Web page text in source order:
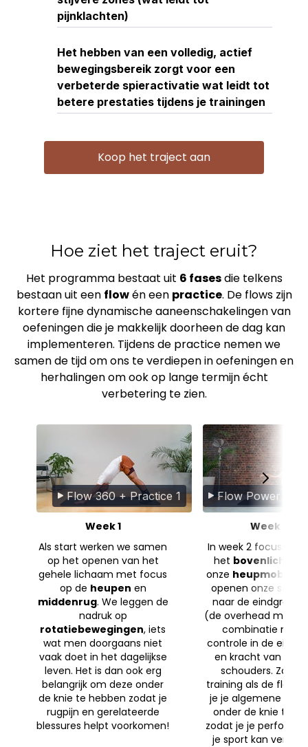
pijnklachten)
Het hebben van een volledig, actief
bewegingsbereik zorgt voor een
verbeterde spieractivatie wat leidt tot
betere prestaties tijdens je trainingen
Koop het traject aan
Hoe ziet het traject eruit?
Het programma bestaat uit 6 fasesdie telkens
bestaan uit een flowén een practice. De flows zijn
kortere fijne dynamische aaneenschakelingen van
oefeningen die je makkelijk doorheen de dag kan
implementeren. Tijdens de practice nemen we
samen de tijd om ons te verdiepen in oefeningen en
herhalingen om ook op lange termijn écht
verbetering te zien.
Flow 360 + Practice 1
Week 1
Als start werken we samen
op het openen van het
gehele lichaam met focus
op de heupen en
middenrug. We leggen de
nadruk op
rotatiebewegingen, iets
wat men doorgaans niet
vaak doet in het dagelijkse
leven. Het is dan ook erg
belangrijk om deze onder
de knie te hebben zodat je
rugpijn en gerelateerde
blessures helpt voorkomen!
Flow Power +
Week 2
In week 2 focussen
het
onze
openen onze
naar de
(de overhead
combinatie met
controle in de
en kracht van
schouders. Zowel
training als de flow
je je algemene
onder de knie te
zodat je je
je sport kan